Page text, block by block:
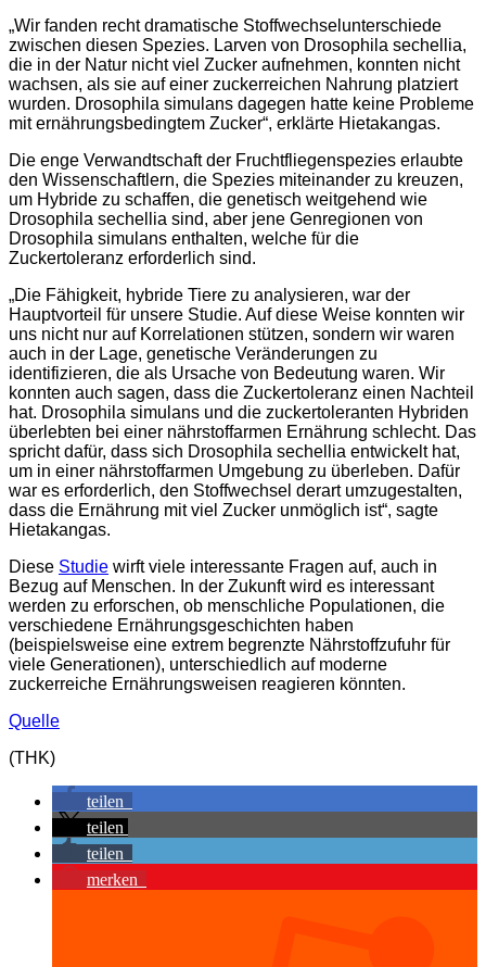
„Wir fanden recht dramatische Stoffwechselunterschiede
zwischen diesen Spezies. Larven von Drosophila sechellia,
die in der Natur nicht viel Zucker aufnehmen, konnten nicht
wachsen, als sie auf einer zuckerreichen Nahrung platziert
wurden. Drosophila simulans dagegen hatte keine Probleme
mit ernährungsbedingtem Zucker“, erklärte Hietakangas.
Die enge Verwandtschaft der Fruchtfliegenspezies erlaubte
den Wissenschaftlern, die Spezies miteinander zu kreuzen,
um Hybride zu schaffen, die genetisch weitgehend wie
Drosophila sechellia sind, aber jene Genregionen von
Drosophila simulans enthalten, welche für die
Zuckertoleranz erforderlich sind.
„Die Fähigkeit, hybride Tiere zu analysieren, war der
Hauptvorteil für unsere Studie. Auf diese Weise konnten wir
uns nicht nur auf Korrelationen stützen, sondern wir waren
auch in der Lage, genetische Veränderungen zu
identifizieren, die als Ursache von Bedeutung waren. Wir
konnten auch sagen, dass die Zuckertoleranz einen Nachteil
hat. Drosophila simulans und die zuckertoleranten Hybriden
überlebten bei einer nährstoffarmen Ernährung schlecht. Das
spricht dafür, dass sich Drosophila sechellia entwickelt hat,
um in einer nährstoffarmen Umgebung zu überleben. Dafür
war es erforderlich, den Stoffwechsel derart umzugestalten,
dass die Ernährung mit viel Zucker unmöglich ist“, sagte
Hietakangas.
Diese Studie wirft viele interessante Fragen auf, auch in
Bezug auf Menschen. In der Zukunft wird es interessant
werden zu erforschen, ob menschliche Populationen, die
verschiedene Ernährungsgeschichten haben
(beispielsweise eine extrem begrenzte Nährstoffzufuhr für
viele Generationen), unterschiedlich auf moderne
zuckerreiche Ernährungsweisen reagieren könnten.
Quelle
(THK)
teilen
teilen
teilen
merken